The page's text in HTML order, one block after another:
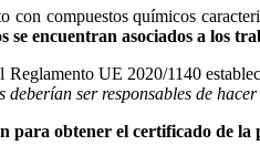
con compuestos químicos
encuentran asociados a los
UE 2020/1140
deberían ser responsables de
para obtener el certificado de la